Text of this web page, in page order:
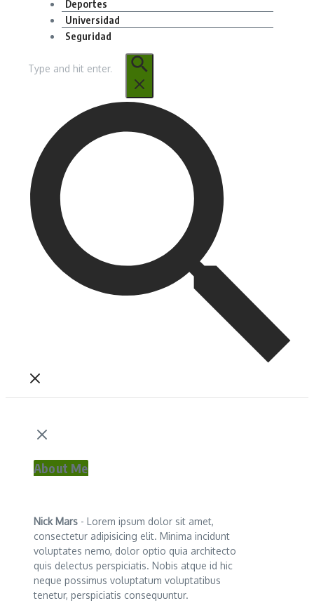
Deportes
Universidad
Seguridad
About Me
Nick Mars - Lorem ipsum dolor sit amet,
consectetur adipisicing elit. Minima incidunt
voluptates nemo, dolor optio quia architecto
quis delectus perspiciatis. Nobis atque id hic
neque possimus voluptatum voluptatibus
tenetur, perspiciatis consequuntur.